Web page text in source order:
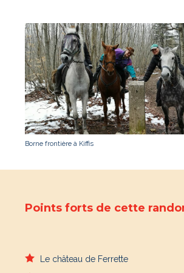
Borne frontière à Kiffis
Points forts de cette
Le château de Ferrette